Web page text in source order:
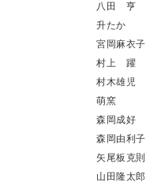
八田 亨
升たか
宮岡麻衣子
村上 躍
村木雄児
萌窯
森岡成好
森岡由利子
矢尾板克則
山田隆太郎